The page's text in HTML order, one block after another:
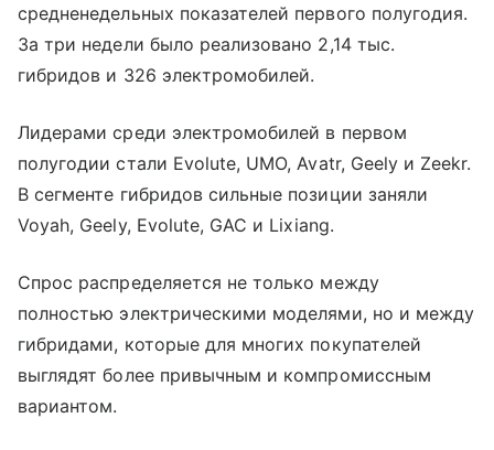
средненедельных показателей первого полугодия.
За три недели было реализовано 2,14 тыс.
гибридов и 326 электромобилей.
Лидерами среди электромобилей в первом
полугодии стали Evolute, UMO, Avatr, Geely и Zeekr.
В сегменте гибридов сильные позиции заняли
Voyah, Geely, Evolute, GAC и Lixiang.
Спрос распределяется не только между
полностью электрическими моделями, но и между
гибридами, которые для многих покупателей
выглядят более привычным и компромиссным
вариантом.